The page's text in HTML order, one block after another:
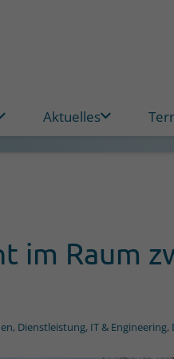
Aktuelles
im Raum
, Dienstleistung, IT & Engineering,